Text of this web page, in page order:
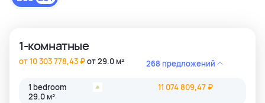
застройки как престижные комьюнити Бангкока, так и
1-комнатные
от 29.0 м²
от 10 303 778,43 ₽ 268 предложений
1 bedroom
29.0 м²
11 074 809,47 ₽